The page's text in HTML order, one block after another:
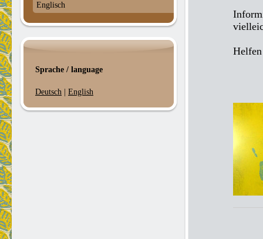
Englisch
Sprache / language
Deutsch English